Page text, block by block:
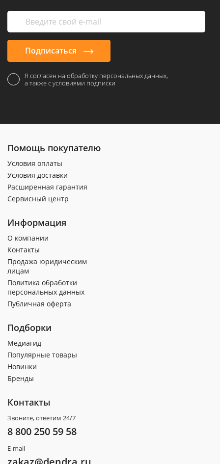
Подписаться
Я согласен на обработку персональных данных,
а также с условиями подписки
Помощь покупателю
Условия оплаты
Условия доставки
Расширенная гарантия
Сервисный центр
Информация
О компании
Контакты
Продажа юридическим
лицам
Политика обработки
персональных данных
Публичная оферта
Подборки
Медиагид
Популярные товары
Новинки
Бренды
Контакты
Звоните, ответим 24/7
8 800 250 59 58
E-mail